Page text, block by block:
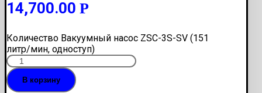
14,700.00 Р
Количество Вакуумный насос ZSC-3S-SV (151
литр/мин, одноступ)
В корзину